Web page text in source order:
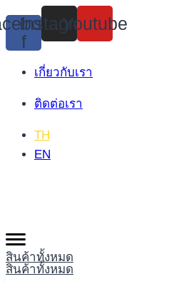
Skip
to
content
f
Instagram
Youtube
เกี่ยวกับเรา
ติดต่อเรา
TH
EN
สินค้าทั้งหมด
สินค้าทั้งหมด